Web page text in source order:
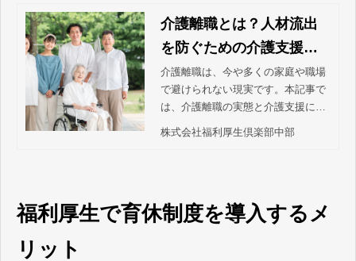
介護離職とは？人材流出
を防ぐための介護支援を
解説！
介護離職は、今や多くの家庭や職場
で避けられない現実です。本記事で
は、介護離職の実態と介護支援に取
り組むことのメリットや制度として
株式会社福利厚生倶楽部中部
福利厚生で育休制度を導入するメ
リット